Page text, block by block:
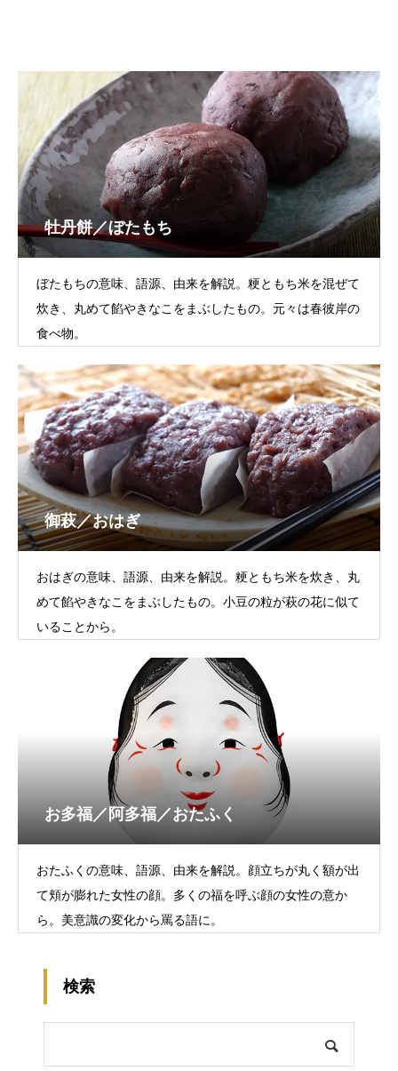
牡丹餅／ぼたもち
ぼたもちの意味、語源、由来を解説。粳ともち米を混ぜて
炊き、丸めて餡やきなこをまぶしたもの。元々は春彼岸の
食べ物。
御萩／おはぎ
おはぎの意味、語源、由来を解説。粳ともち米を炊き、丸
めて餡やきなこをまぶしたもの。小豆の粒が萩の花に似て
いることから。
お多福／阿多福／おたふく
おたふくの意味、語源、由来を解説。顔立ちが丸く額が出
て頬が膨れた女性の顔。多くの福を呼ぶ顔の女性の意か
ら。美意識の変化から罵る語に。
検索